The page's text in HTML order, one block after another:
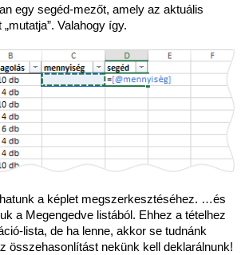
egy segéd-mezőt, amely az aktuális
Valahogy így.
a képlet megszerkesztéséhez. …és
a Megengedve listából. Ehhez a tételhez
lista, de ha lenne, akkor se tudnánk
összehasonlítást nekünk kell deklarálnunk!